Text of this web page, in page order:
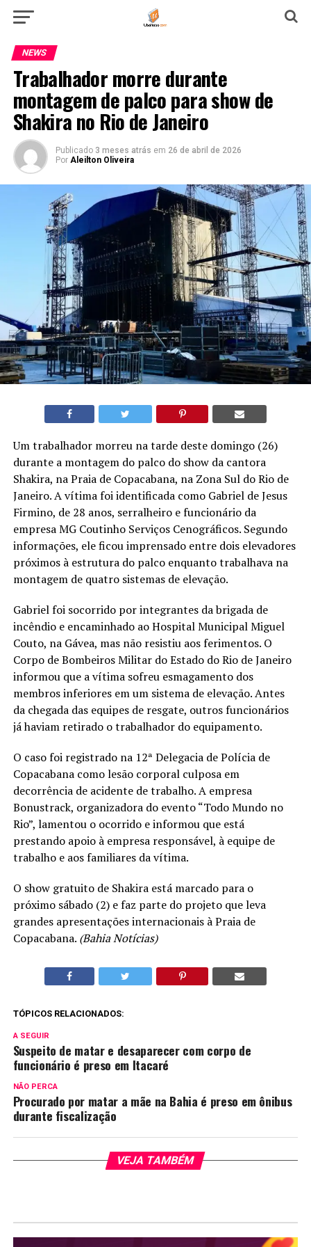
NEWS
Trabalhador morre durante
montagem de palco para show de
Shakira no Rio de Janeiro
Publicado 3 meses atrás em 26 de abril de 2026
Por Aleilton Oliveira
Um trabalhador morreu na tarde deste domingo (26)
durante a montagem do palco do show da cantora
Shakira, na Praia de Copacabana, na Zona Sul do Rio de
Janeiro. A vítima foi identificada como Gabriel de Jesus
Firmino, de 28 anos, serralheiro e funcionário da
empresa MG Coutinho Serviços Cenográficos. Segundo
informações, ele ficou imprensado entre dois elevadores
próximos à estrutura do palco enquanto trabalhava na
montagem de quatro sistemas de elevação.
Gabriel foi socorrido por integrantes da brigada de
incêndio e encaminhado ao Hospital Municipal Miguel
Couto, na Gávea, mas não resistiu aos ferimentos. O
Corpo de Bombeiros Militar do Estado do Rio de Janeiro
informou que a vítima sofreu esmagamento dos
membros inferiores em um sistema de elevação. Antes
da chegada das equipes de resgate, outros funcionários
já haviam retirado o trabalhador do equipamento.
O caso foi registrado na 12ª Delegacia de Polícia de
Copacabana como lesão corporal culposa em
decorrência de acidente de trabalho. A empresa
Bonustrack, organizadora do evento “Todo Mundo no
Rio”, lamentou o ocorrido e informou que está
prestando apoio à empresa responsável, à equipe de
trabalho e aos familiares da vítima.
O show gratuito de Shakira está marcado para o
próximo sábado (2) e faz parte do projeto que leva
grandes apresentações internacionais à Praia de
Copacabana. (Bahia Notícias)
TÓPICOS RELACIONADOS:
A SEGUIR
Suspeito de matar e desaparecer com corpo de
funcionário é preso em Itacaré
NÃO PERCA
Procurado por matar a mãe na Bahia é preso em ônibus
durante fiscalização
VEJA TAMBÉM